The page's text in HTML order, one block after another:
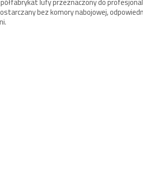
lufy przeznaczony do
bez komory nabojowej,